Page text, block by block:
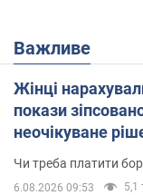
Важливе
Жінці
покази
неочікуване
Чи треба платити
6.08.2026 09:53 5,1